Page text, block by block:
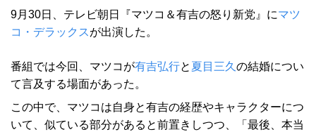
9月30日、テレビ朝日『マツコ＆有吉の怒り新党』にマツ
コ・デラックスが出演した。
番組では今回、マツコが有吉弘行と 夏目三久 の結婚につい
て言及する場面があった。
この中で、マツコは自身と有吉の経歴やキャラクターにつ
いて、似ている部分があると前置きしつつ、「最後、本当